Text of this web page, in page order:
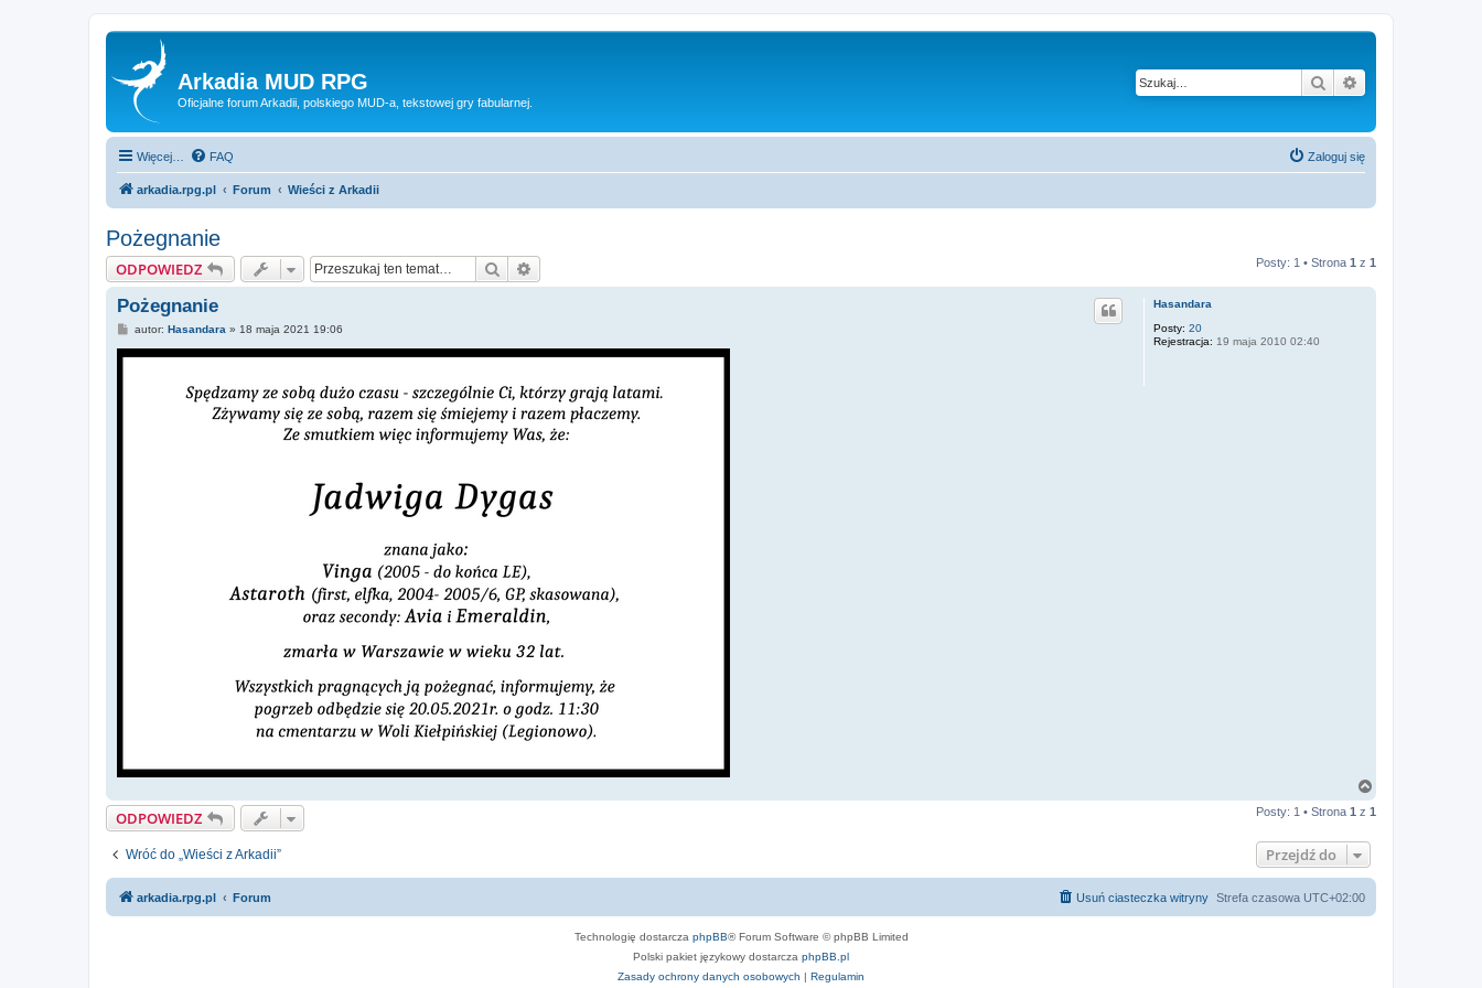
Arkadia MUD RPG
Oficjalne forum Arkadii, polskiego MUD-a, tekstowej gry fabularnej.
Szukaj
Więcej… FAQ Zaloguj się
arkadia.rpg.pl Forum Wieści z Arkadii
Pożegnanie
ODPOWIEDZ Szukaj Posty: 1 • Strona 1 z 1
Hasandara
Posty: 20
Rejestracja: 19 maja 2010 02:40
Pożegnanie
P
s
autor: Hasandara » 18 maja 2021 19:06
g
ODPOWIEDZ Posty: 1 • Strona 1 z 1
Wróć do „Wieści z Arkadii” Przejdź do
arkadia.rpg.pl Forum Strefa czasowa UTC+02:00
Usuń ciasteczka witryny
Technologię dostarcza phpBB® Forum Software © phpBB Limited
Polski pakiet językowy dostarcza phpBB.pl
Zasady ochrony danych osobowych | Regulamin